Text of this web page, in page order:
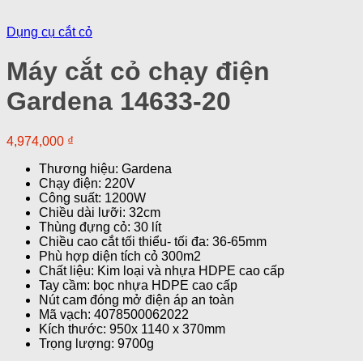
Dụng cụ cắt cỏ
Máy cắt cỏ chạy điện
Gardena 14633-20
4,974,000 ₫
Thương hiệu: Gardena
Chạy điện: 220V
Công suất: 1200W
Chiều dài lưỡi: 32cm
Thùng đựng cỏ: 30 lít
Chiều cao cắt tối thiểu- tối đa: 36-65mm
Phù hợp diện tích cỏ 300m2
Chất liệu: Kim loại và nhựa HDPE cao cấp
Tay cầm: bọc nhựa HDPE cao cấp
Nút cam đóng mở điện áp an toàn
Mã vạch: 4078500062022
Kích thước: 950x 1140 x 370mm
Trọng lượng: 9700g